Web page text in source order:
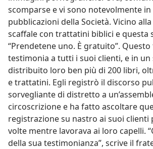
scomparse e vi sono notevolmente
pubblicazioni della Società. Vicino
scaffale con trattatini biblici e questa
“Prendetene uno. È gratuito”.
testimonia a tutti i suoi clienti, e in un
distribuito loro ben più di 200 libri,
e trattatini. Egli registrò il discorso
sorvegliante di distretto a
circoscrizione e ha fatto ascoltare
registrazione su nastro ai suoi clienti
volte mentre lavorava ai loro capelli.
della sua testimonianza”, scrive il